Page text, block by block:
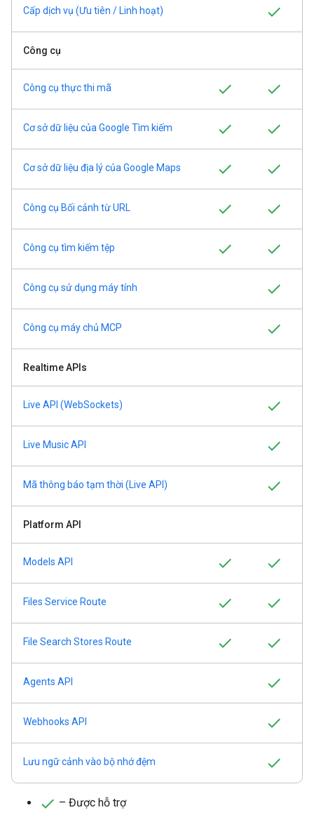
Cấp dịch vụ (Ưu tiên / Linh hoạt)
Công cụ
Công cụ thực thi mã
Cơ sở dữ liệu của Google Tìm kiếm
Cơ sở dữ liệu địa lý của Google Maps
Công cụ Bối cảnh từ URL
Công cụ tìm kiếm tệp
Công cụ sử dụng máy tính
Công cụ máy chủ MCP
Realtime APIs
Live API (WebSockets)
Live Music API
Mã thông báo tạm thời (Live API)
Platform API
Models API
Files Service Route
File Search Stores Route
Agents API
Webhooks API
Lưu ngữ cảnh vào bộ nhớ đệm
– Được hỗ trợ